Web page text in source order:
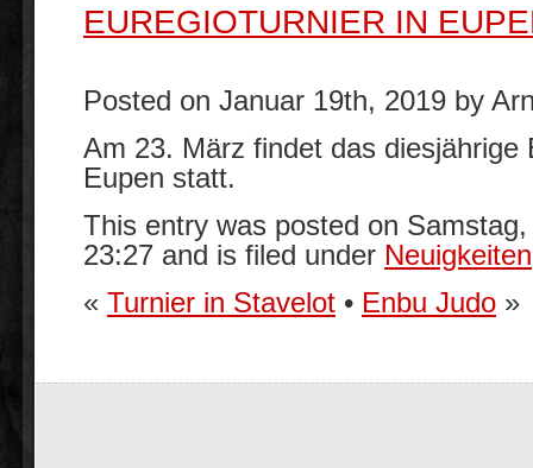
EUREGIOTURNIER IN
Posted on Januar 19th, 2019 by
Am 23. März findet das diesjährige
Eupen statt.
This entry was posted on
23:27 and is filed under Neuigkeiten
« Turnier in Stavelot • Enbu Judo »